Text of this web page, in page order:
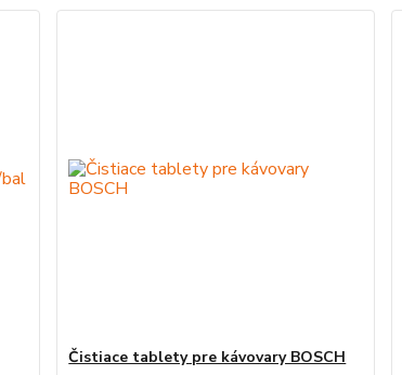
Čistiace tablety pre kávovary BOSCH